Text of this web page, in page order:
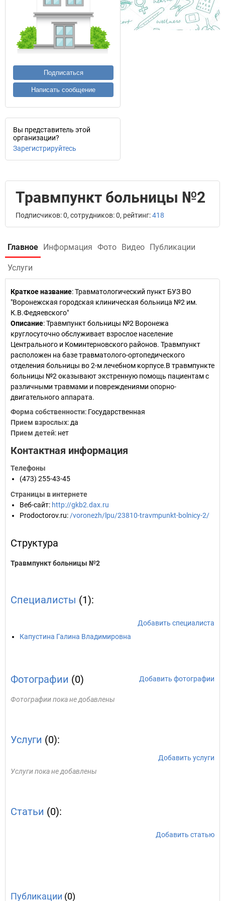
Подписаться
Написать сообщение
Вы представитель этой
организации?
Зарегистрируйтесь
Травмпункт больницы №2
Подписчиков: 0, сотрудников: 0, рейтинг:418
Главное Информация Фото Видео Публикации
Услуги
Краткое название:Травматологический пункт БУЗ ВО
"Воронежская городская клиническая больница №2 им.
К.В.Федяевского"
Описание: Травмпункт больницы №2 Воронежа
круглосуточно обслуживает взрослое население
Центрального и Коминтерновского районов. Травмпункт
расположен на базе травматолого-ортопедического
отделения больницы во 2-м лечебном корпусе.В травмпункте
больницы №2 оказывают экстренную помощь пациентам с
различными травмами и повреждениями опорно-
двигательного аппарата.
Форма собственности: Государственная
Прием взрослых: да
Прием детей: нет
Контактная информация
Телефоны
(473) 255-43-45
Страницы в интернете
Веб-сайт: http://gkb2.dax.ru
Prodoctorov.ru: /voronezh/lpu/23810-travmpunkt-bolnicy-2/
Структура
Травмпункт больницы №2
Специалисты (1):
Добавить специалиста
Капустина Галина Владимировна
Фотографии (0) Добавить фотографии
Фотографии пока не добавлены
Услуги (0):
Добавить услуги
Услуги пока не добавлены
Статьи (0):
Добавить статью
Публикации (0)